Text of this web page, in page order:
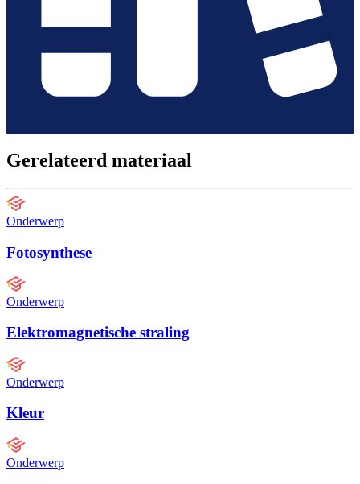
Gerelateerd materiaal
Onderwerp
Fotosynthese
Onderwerp
Elektromagnetische straling
Onderwerp
Kleur
Onderwerp